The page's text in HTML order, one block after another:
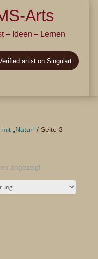
Arts
– Ideen – Lernen
artist on Singulart
„Natur“ / Seite 3
angezeigt